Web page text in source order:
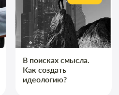
В поисках смысла.
Как создать
идеологию?